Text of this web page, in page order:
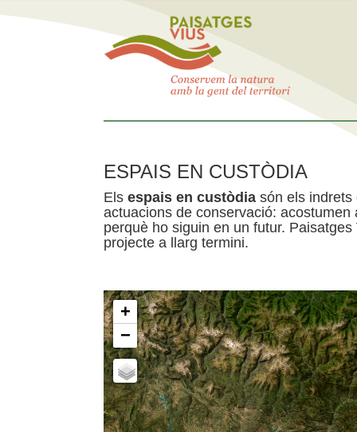
ESPAIS EN CUSTÒDIA
Els espais en custòdia són els indrets
actuacions de conservació:
perquè ho siguin en un futur.
projecte a llarg termini.
+
−